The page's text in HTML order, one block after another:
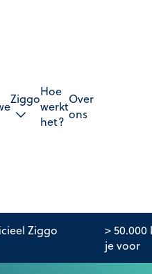
ZiggoHoe
werkt
het?
Over
ons
Ziggo
>
je voor